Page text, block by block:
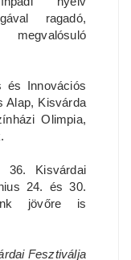
ragadó,
és Innovációs
Alap, Kisvárda
Olimpia,
36. Kisvárdai
24. és 30.
jövőre is
Fesztiválja